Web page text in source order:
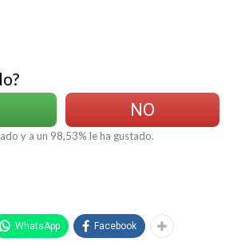
NO
y a un 98,53% le ha gustado.
WhatsApp Facebook